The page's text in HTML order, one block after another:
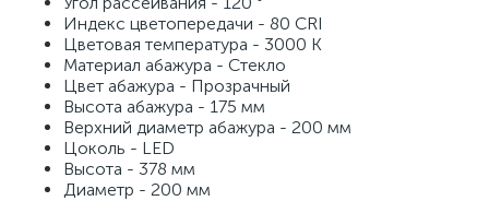
Индекс цветопередачи - 80 CRI
Цветовая температура - 3000 K
Материал абажура - Стекло
Цвет абажура - Прозрачный
Высота абажура - 175 мм
Верхний диаметр абажура - 200 мм
Цоколь - LED
Высота - 378 мм
Диаметр - 200 мм